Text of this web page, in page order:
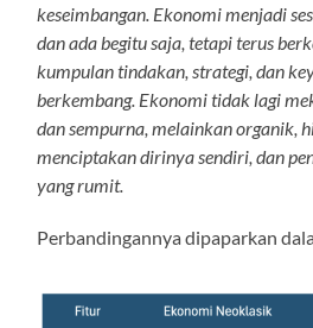
keseimbangan. Ekonomi menjadi
dan ada begitu saja, tetapi terus
kumpulan tindakan, strategi, dan
berkembang. Ekonomi tidak lagi
dan sempurna, melainkan organik,
menciptakan dirinya sendiri, dan
yang rumit.
Perbandingannya dipaparkan